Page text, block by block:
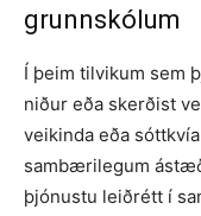
grunnskólum
Í þeim tilvikum sem
niður eða skerðist
veikinda eða
sambærilegum
þjónustu leiðrétt í